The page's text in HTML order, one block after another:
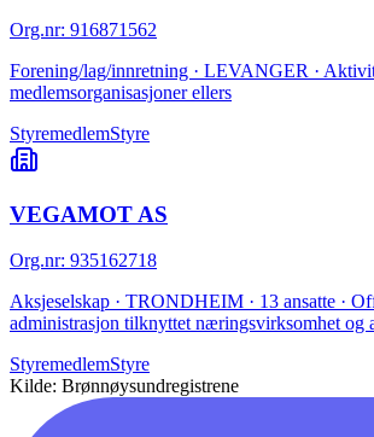
Org.nr: 916871562
Forening/lag/innretning · LEVANGER ·
medlemsorganisasjoner ellers
StyremedlemStyre
VEGAMOT AS
Org.nr: 935162718
Aksjeselskap · TRONDHEIM · 13 ansatte ·
administrasjon tilknyttet næringsvirksomhet og
StyremedlemStyre
Kilde: Brønnøysundregistrene